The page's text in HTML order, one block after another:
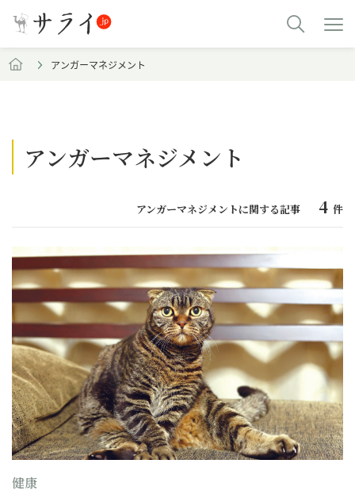
アンガーマネジメント
アンガーマネジメント
アンガーマネジメントに関する記事 4 件
健康